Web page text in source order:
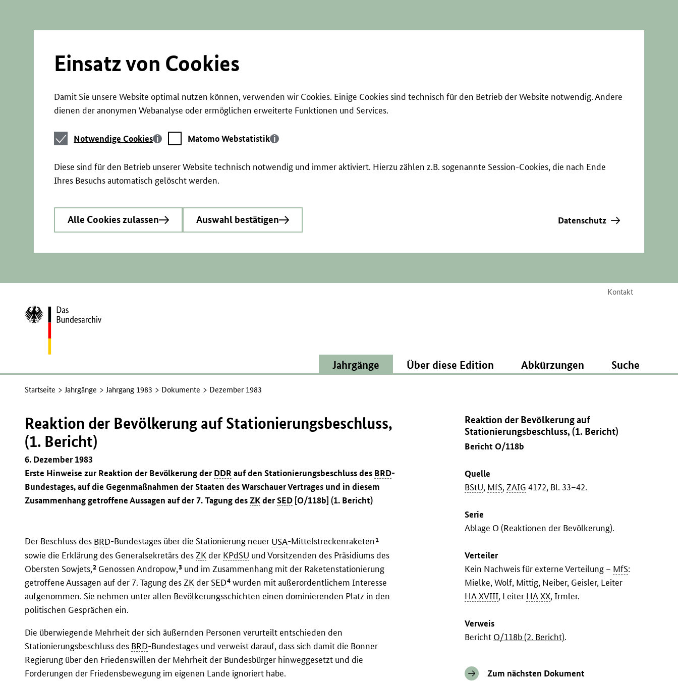
Einsatz von Cookies
Damit Sie unsere Website optimal nutzen können, verwenden wir Cookies. Einige Cookies sind technisch für den Betrieb der Website notwendig. Andere
dienen der anonymen Webanalyse oder ermöglichen erweiterte Funktionen und Services.
Notwendige
Cookies
Notwendige Cookies
Matomo
Webstatistik
Matomo Webstatistik
Diese sind für den Betrieb unserer Website technisch notwendig und immer aktiviert. Hierzu zählen z.B. sogenannte Session-Cookies, die nach Ende
Ihres Besuchs automatisch gelöscht werden.
Alle Cookies zulassen Auswahl bestätigen Datenschutz
Kontakt
Zur
Startseite
Jahrgänge Über diese Edition Abkürzungen Suche
Startseite Jahrgänge Jahrgang 1983 Dokumente Dezember 1983
Reaktion der Bevölkerung auf
Stationierungsbeschluss, (1. Bericht)
Bericht O/118b
Quelle
BStU, MfS,ZAIG 4172, Bl. 33–42.
Serie
Ablage O (Reaktionen der Bevölkerung).
Verteiler
Kein Nachweis für externe Verteilung – MfS:
Mielke, Wolf, Mittig, Neiber, Geisler, Leiter
HA XVIII, Leiter HA XX, Irmler.
Verweis
Bericht O/118b (2. Bericht).
Zum nächsten Dokument
Reaktion der Bevölkerung auf Stationierungsbeschluss,
(1. Bericht)
6. Dezember 1983
Erste Hinweise zur Reaktion der Bevölkerung derDDRauf den Stationierungsbeschluss des BRD-
Bundestages, auf die Gegenmaßnahmen der Staaten des Warschauer Vertrages und in diesem
Zusammenhang getroffene Aussagen auf der 7. Tagung desZKderSED [O/118b] (1. Bericht)
Der Beschluss des BRD-Bundestages über die Stationierung neuer USA-Mittelstreckenraketen1
sowie die Erklärung des Generalsekretärs des ZK der KPdSU und Vorsitzenden des Präsidiums des
Obersten Sowjets,2 Genossen Andropow,3 und im Zusammenhang mit der Raketenstationierung
getroffene Aussagen auf der 7. Tagung desZKder SED4 wurden mit außerordentlichem Interesse
aufgenommen. Sie nehmen unter allen Bevölkerungsschichten einen dominierenden Platz in den
politischen Gesprächen ein.
Die überwiegende Mehrheit der sich äußernden Personen verurteilt entschieden den
Stationierungsbeschluss des BRD-Bundestages und verweist darauf, dass sich damit die Bonner
Regierung über den Friedenswillen der Mehrheit der Bundesbürger hinweggesetzt und die
Forderungen der Friedensbewegung im eigenen Lande ignoriert habe.